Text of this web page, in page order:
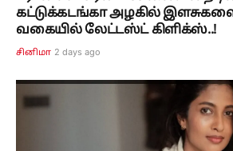
கட்டுக்கடங்கா அழகில்
வகையில் லேட்டஸ்ட் கிளிக்ஸ்..!
சினிமா 2 days ago